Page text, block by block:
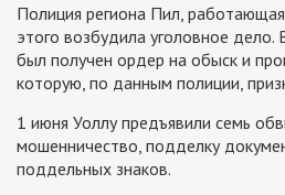
Полиция региона Пил,
этого возбудила уголовное дело.
был получен ордер на обыск и
которую, по данным полиции,
1 июня Уоллу предъявили семь
мошенничество, подделку
поддельных знаков.